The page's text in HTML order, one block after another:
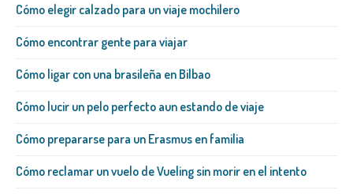
Cómo elegir calzado para un viaje mochilero
Cómo encontrar gente para viajar
Cómo ligar con una brasileña​ en Bilbao
Cómo lucir un pelo perfecto aun estando de viaje
Cómo prepararse para un Erasmus en familia
Cómo reclamar un vuelo de Vueling sin morir en el intento